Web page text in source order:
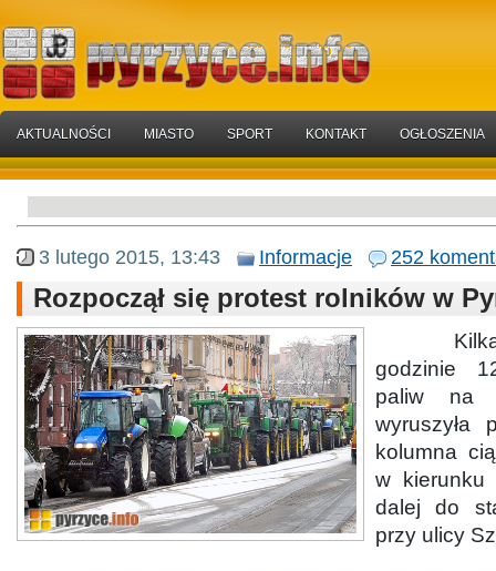
AKTUALNOŚCI MIASTO SPORT KONTAKT OGŁOSZENIA
3 lutego 2015, 13:43 Informacje 252
Rozpoczął się protest rolników w
godzinie
paliw na
wyruszyła
kolumna
w kierunku
dalej do
przy ulicy